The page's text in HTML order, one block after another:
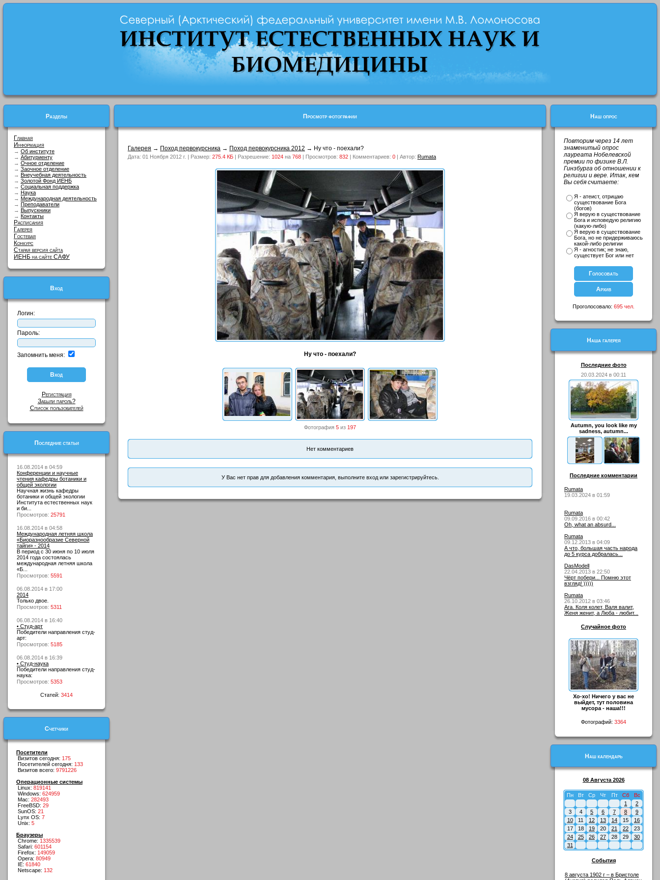
Разделы
Главная
Информация
→ Об институте
→ Абитуриенту
→ Очное отделение
→ Заочное отделение
→ Внеучебная деятельность
→ Золотой Фонд ИЕНБ
→ Социальная поддержка
→ Наука
→ Международная деятельность
→ Преподаватели
→ Выпускники
→ Контакты
Расписания
Галерея
Гостевая
Конкурс
Старая версия сайта
ИЕНБ на сайте САФУ
Вход
Логин:
Пароль:
Запомнить меня:
Регистрация
Забыли пароль?
Список пользователей
Последние статьи
16.08.2014 в 04:59
Конференции и научные
чтения кафедры ботаники и
общей экологии
Научная жизнь кафедры
ботаники и общей экологии
Института естественных наук
и би...
Просмотров: 25791
16.08.2014 в 04:58
Международная летняя школа
«Биоразнообразие Северной
тайги» - 2014
В период с 30 июня по 10 июля
2014 года состоялась
международная летняя школа
«Б...
Просмотров: 5591
06.08.2014 в 17:00
2014
Только двое.
Просмотров: 5311
06.08.2014 в 16:40
• Студ-арт
Победители направления студ-
арт:
Просмотров: 5185
06.08.2014 в 16:39
• Студ-наука
Победители направления студ-
наука:
Просмотров: 5353
Статей: 3414
Счетчики
Посетители
Визитов сегодня: 175
Посетителей сегодня: 133
Визитов всего: 9791226
Операционные системы
Linux: 819141
Windows: 624959
Mac: 282493
FreeBSD: 29
SunOS: 21
Lynx OS: 7
Unix: 5
Браузеры
Chrome: 1335539
Safari: 601154
Firefox: 149059
Opera: 80949
IE: 61840
Netscape: 132
Просмотр фотографии
Галерея → Поход первокурсника → Поход первокурсника 2012 → Ну что - поехали?
Дата: 01 Ноября 2012 г. | Размер: 275.4 КБ | Разрешение: 1024 на 768 | Просмотров: 832 | Комментариев: 0 | Автор: Rumata
Ну что - поехали?
Фотография 5 из 197
Нет комментариев
У Вас нет прав для добавления комментария, выполните вход или зарегистрируйтесь.
Наш опрос
Повторим через 14 лет
знаменитый опрос
лауреата Нобелевской
премии по физике В.Л.
Гинзбурга об отношении к
религии и вере. Итак, кем
Вы себя считаете:
Я - атеист, отрицаю
существование Бога
(богов)
Я верую в существование
Бога и исповедую религию
(какую-либо)
Я верую в существование
Бога, но не придерживаюсь
какой-либо религии
Я - агностик; не знаю,
существует Бог или нет
Проголосовало: 695 чел.
Наша галерея
Последние фото
20.03.2024 в 00:11
Autumn, you look like my
sadness, autumn...
Последние комментарии
Rumata
19.03.2024 в 01:59
Rumata
09.09.2016 в 00:42
Oh, what an absurd...
Rumata
09.12.2013 в 04:09
А что, большая часть народа
до 5 курса добралась...
DasModell
22.04.2013 в 22:50
Чёрт побери... Помню этот
взгляд! )))))
Rumata
26.10.2012 в 03:46
Ага. Коля колет, Валя валит,
Женя женит, а Люба - любит...
Случайное фото
Хо-хо! Ничего у вас не
выйдет, тут половина
мусора - наша!!!
Фотографий: 3364
Наш календарь
08 Августа 2026
Пн Вт Ср Чт Пт Сб
Вс
1
2
3
4 5 6 7 8
9
10
11 12 13 14 15
16
17
18 19 20 21 22
23
24
25 26 27 28 29
30
31
События
8 августа 1902 г – в Бристоле